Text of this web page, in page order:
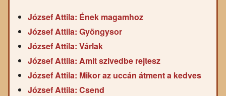
József Attila: Ének magamhoz
József Attila: Gyöngysor
József Attila: Várlak
József Attila: Amit szivedbe rejtesz
József Attila: Mikor az uccán átment a kedves
József Attila: Csend